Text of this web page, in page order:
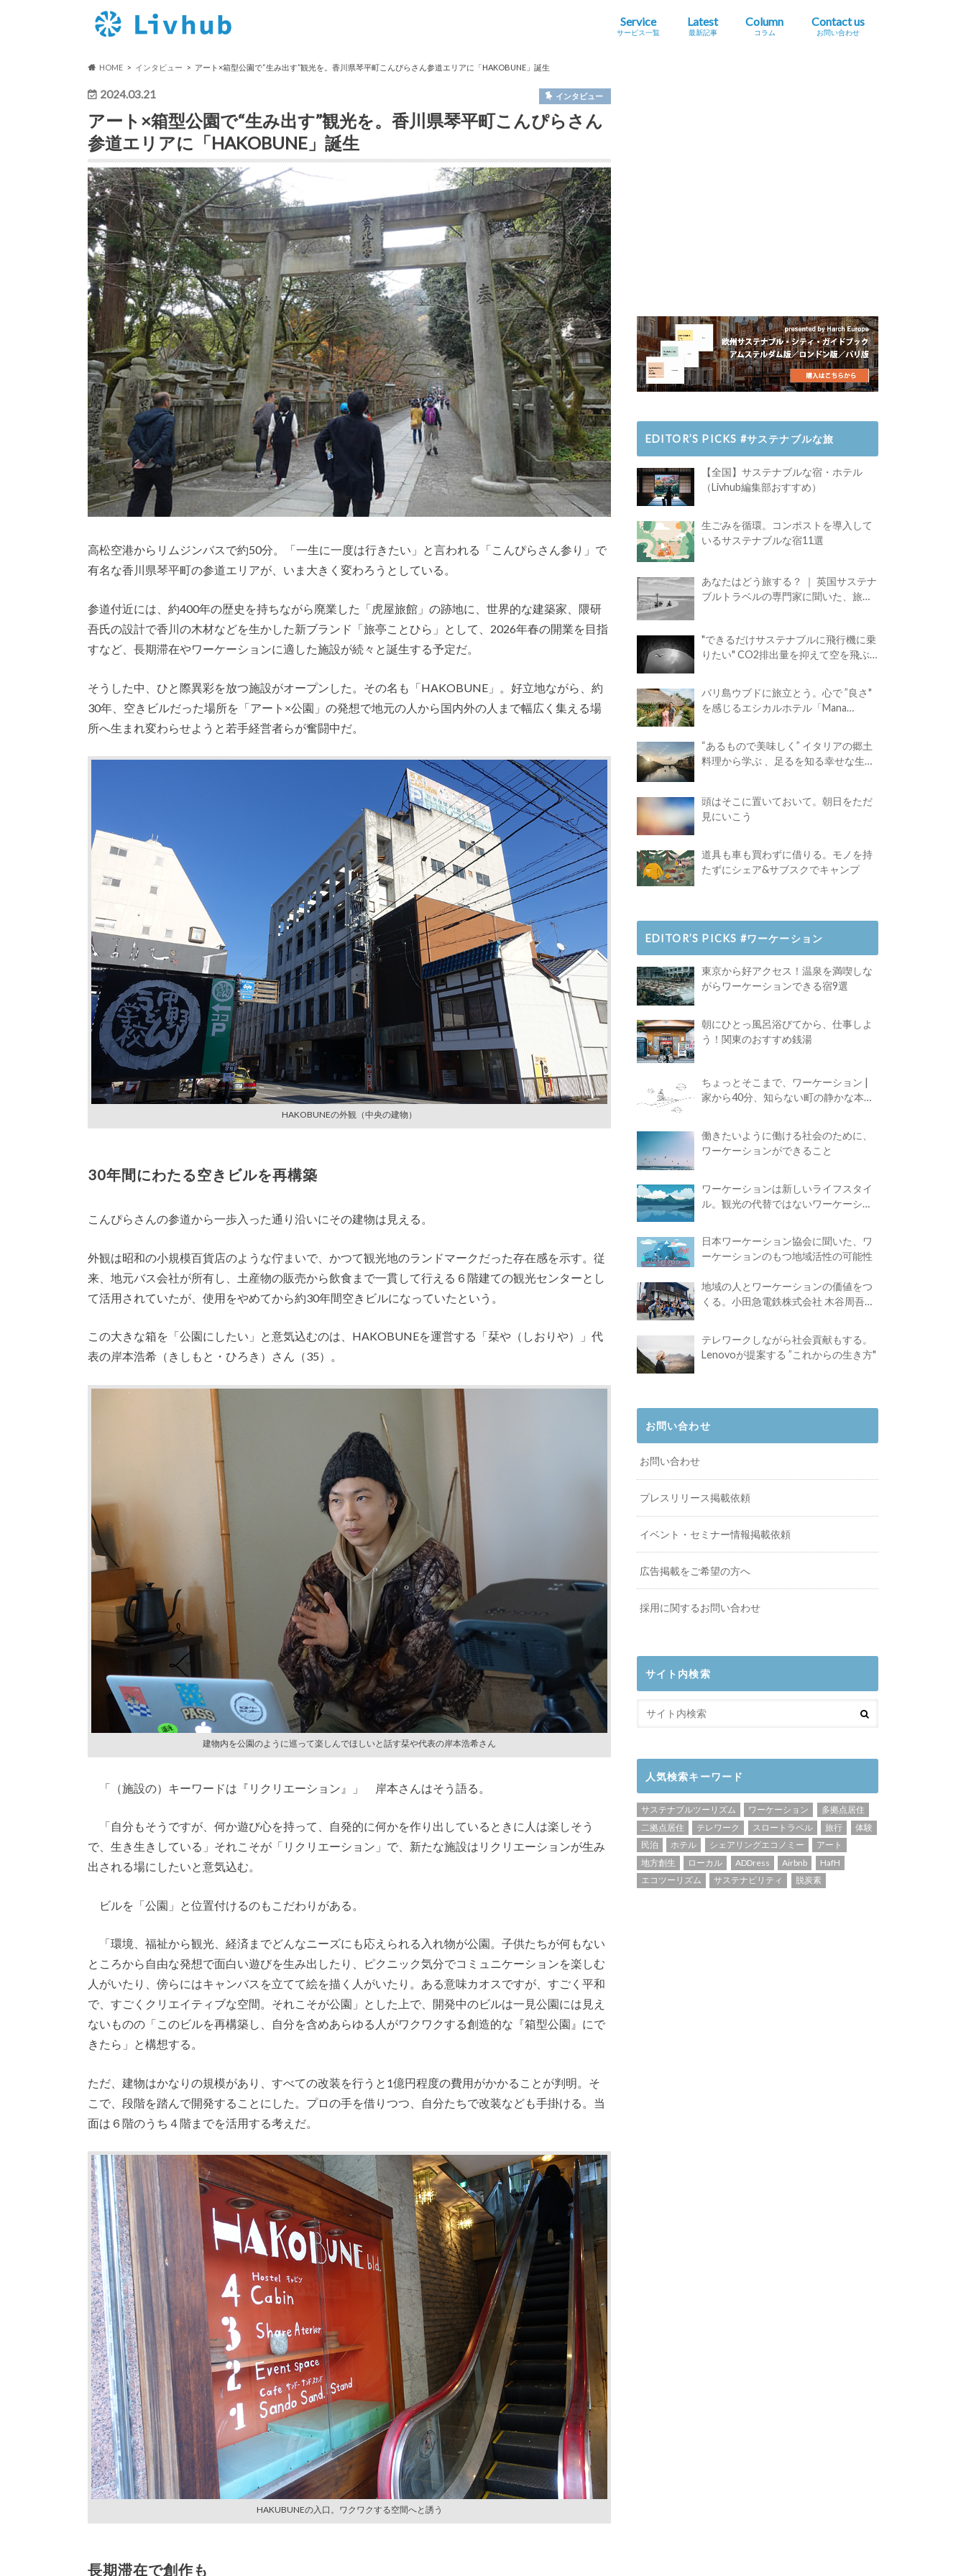
Service
サービス一覧
Latest
最新記事
Column
コラム
Contact us
お問い合わせ
HOME インタビュー アート×箱型公園で“生み出す”観光を。香川県琴平町こんぴらさん参道エリアに「HAKOBUNE」誕生
2024.03.21 インタビュー
アート×箱型公園で“生み出す”観光を。香川県琴平町こんぴらさん
参道エリアに「HAKOBUNE」誕生
高松空港からリムジンバスで約50分。「一生に一度は行きたい」と言われる「こんぴらさん参り」で
有名な香川県琴平町の参道エリアが、いま大きく変わろうとしている。
参道付近には、約400年の歴史を持ちながら廃業した「虎屋旅館」の跡地に、世界的な建築家、隈研
吾氏の設計で香川の木材などを生かした新ブランド「旅亭ことひら」として、2026年春の開業を目指
すなど、長期滞在やワーケーションに適した施設が続々と誕生する予定だ。
そうした中、ひと際異彩を放つ施設がオープンした。その名も「HAKOBUNE」。好立地ながら、約
30年、空きビルだった場所を「アート×公園」の発想で地元の人から国内外の人まで幅広く集える場
所へ生まれ変わらせようと若手経営者らが奮闘中だ。
HAKOBUNEの外観（中央の建物）
30年間にわたる空きビルを再構築
こんぴらさんの参道から一歩入った通り沿いにその建物は見える。
外観は昭和の小規模百貨店のような佇まいで、かつて観光地のランドマークだった存在感を示す。従
来、地元バス会社が所有し、土産物の販売から飲食まで一貫して行える６階建ての観光センターとし
て活用されていたが、使用をやめてから約30年間空きビルになっていたという。
この大きな箱を「公園にしたい」と意気込むのは、HAKOBUNEを運営する「栞や（しおりや）」代
表の岸本浩希（きしもと・ひろき）さん（35）。
建物内を公園のように巡って楽しんでほしいと話す栞や代表の岸本浩希さん
「（施設の）キーワードは『リクリエーション』」 岸本さんはそう語る。
「自分もそうですが、何か遊び心を持って、自発的に何かを作り出しているときに人は楽しそう
で、生き生きしている」それこそが「リクリエーション」で、新たな施設はリクリエーションが生み
出される場にしたいと意気込む。
ビルを「公園」と位置付けるのもこだわりがある。
「環境、福祉から観光、経済までどんなニーズにも応えられる入れ物が公園。子供たちが何もない
ところから自由な発想で面白い遊びを生み出したり、ピクニック気分でコミュニケーションを楽しむ
人がいたり、傍らにはキャンバスを立てて絵を描く人がいたり。ある意味カオスですが、すごく平和
で、すごくクリエイティブな空間。それこそが公園」とした上で、開発中のビルは一見公園には見え
ないものの「このビルを再構築し、自分を含めあらゆる人がワクワクする創造的な『箱型公園』にで
きたら」と構想する。
ただ、建物はかなりの規模があり、すべての改装を行うと1億円程度の費用がかかることが判明。そ
こで、段階を踏んで開発することにした。プロの手を借りつつ、自分たちで改装なども手掛ける。当
面は６階のうち４階までを活用する考えだ。
HAKUBUNEの入口。ワクワクする空間へと誘う
長期滞在で創作も
EDITOR’S PICKS #サステナブルな旅
【全国】サステナブルな宿・ホテル
（Livhub編集部おすすめ）
生ごみを循環。コンポストを導入して
いるサステナブルな宿11選
あなたはどう旅する？ ｜ 英国サステナ
ブルトラベルの専門家に聞いた、旅の
"できるだけサステナブルに飛行機に乗
りたい" CO2排出量を抑えて空を飛ぶ
バリ島ウブドに旅立とう。心で ”良さ"
を感じるエシカルホテル「Mana
“あるもので美味しく” イタリアの郷土
料理から学ぶ 、足るを知る幸せな生き
頭はそこに置いておいて。朝日をただ
見にいこう
道具も車も買わずに借りる。モノを持
たずにシェア&サブスクでキャンプ
EDITOR’S PICKS #ワーケーション
東京から好アクセス！温泉を満喫しな
がらワーケーションできる宿9選
朝にひとっ風呂浴びてから、仕事しよ
う！関東のおすすめ銭湯
ちょっとそこまで、ワーケーション |
家から40分、知らない町の静かな本屋
働きたいように働ける社会のために、
ワーケーションができること
ワーケーションは新しいライフスタイ
ル。観光の代替ではないワーケーショ
日本ワーケーション協会に聞いた、ワ
ーケーションのもつ地域活性の可能性
地域の人とワーケーションの価値をつ
くる。小田急電鉄株式会社 木谷周吾さ
テレワークしながら社会貢献もする。
Lenovoが提案する ”これからの生き方"
お問い合わせ
お問い合わせ
プレスリリース掲載依頼
イベント・セミナー情報掲載依頼
広告掲載をご希望の方へ
採用に関するお問い合わせ
サイト内検索
人気検索キーワード
サステナブルツーリズム ワーケーション
多拠点居住
二拠点居住
テレワーク スロートラベル 旅行
体験
民泊
ホテル シェアリングエコノミー
アート
地方創生
ローカル ADDress Airbnb
HafH
エコツーリズム
サステナビリティ 脱炭素